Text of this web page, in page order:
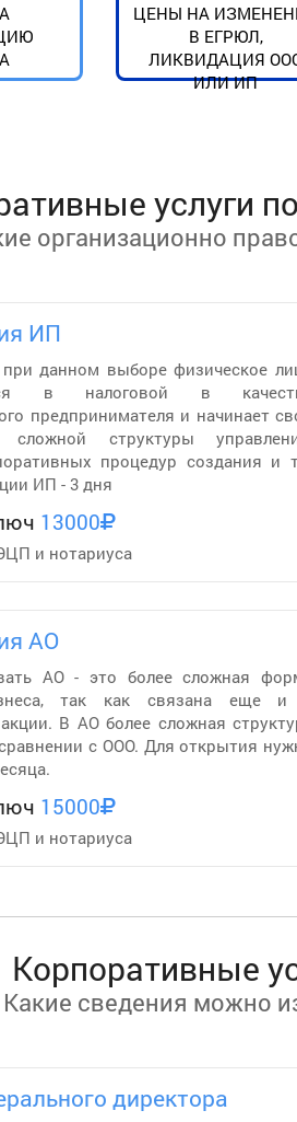
ЦЕНЫ НА
В ЕГРЮЛ,
ЛИКВИДАЦИЯ
ИЛИ ИП
услуги
организационно
ИП
данном выборе физическое
в налоговой в
предпринимателя и начинает
структуры
процедур создания и
ИП - 3 дня
13000
и нотариуса
АО
АО - это более сложная
так как связана еще
В АО более сложная
с ООО. Для открытия
15000
и нотариуса
Корпоративные
Какие сведения можно
директора